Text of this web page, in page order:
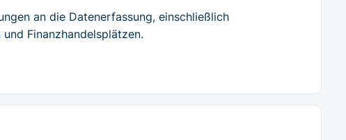
an die Datenerfassung, einschließlich
Finanzhandelsplätzen.